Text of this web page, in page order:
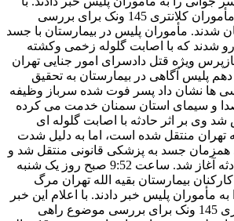
اعلام این خبر تیمی از مأموران کلانتری 145 ونک برای بررسی
شدند. مأموران پلیس در بیمارستان با جسد
رو شدند که با اصابت گلوله زخمی وکشته
ویژه قتل دادسرای امور جنایی تهران
دهم پلیس آگاهی در بیمارستان به تحقیق
ها نشان داد پسر فوت شده سرباز وظیفه
و سیمای استان سمنان خدمت می کرده
وی بر اثر حادثه با اصابت گلوله ای
تهران منتقل شده است، اما به دلیل شدت
جسد به پزشکی قانونی منتقل شد و
تحقیقات درباره این حادثه آغاز شد. ساعت 9:52 صبح روز یک شنبه
بیمارستان بقیه الله تهران مرگ
مأموران پلیس خبر دادند. با اعلام این خبر
تیمی از مأموران کلانتری 145 ونک برای بررسی موضوع راهی